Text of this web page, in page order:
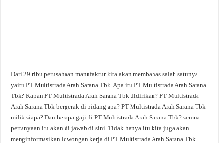
Dari 29 ribu perusahaan manufaktur kita akan membahas salah satunya
yaitu PT Multistrada Arah Sarana Tbk. Apa itu PT Multistrada Arah Sarana
Tbk? Kapan PT Multistrada Arah Sarana Tbk didirikan? PT Multistrada
Arah Sarana Tbk bergerak di bidang apa? PT Multistrada Arah Sarana Tbk
milik siapa? Dan berapa gaji di PT Multistrada Arah Sarana Tbk? semua
pertanyaan itu akan di jawab di sini. Tidak hanya itu kita juga akan
menginformasikan lowongan kerja di PT Multistrada Arah Sarana Tbk